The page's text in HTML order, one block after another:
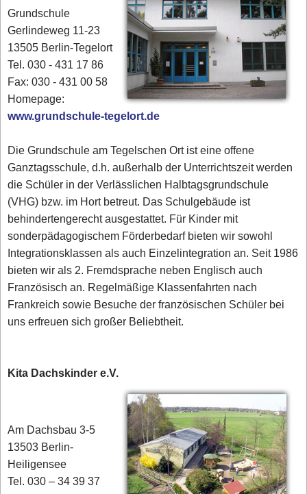
Grundschule
Gerlindeweg 11-23
13505 Berlin-Tegelort
Tel. 030 - 431 17 86‎
Fax: 030 - 431 00 58‎
Homepage:
www.grundschule-tegelort.de
Die Grundschule am Tegelschen Ort ist eine offene
Ganztagsschule, d.h. außerhalb der Unterrichtszeit werden
die Schüler in der Verlässlichen Halbtagsgrundschule
(VHG) bzw. im Hort betreut. Das Schulgebäude ist
behindertengerecht ausgestattet. Für Kinder mit
sonderpädagogischem Förderbedarf bieten wir sowohl
Integrationsklassen als auch Einzelintegration an. Seit 1986
bieten wir als 2. Fremdsprache neben Englisch auch
Französisch an. Regelmäßige Klassenfahrten nach
Frankreich sowie Besuche der französischen Schüler bei
uns erfreuen sich großer Beliebtheit.
Kita Dachskinder e.V.
Am Dachsbau 3-5
13503 Berlin-
Heiligensee
Tel. 030 – 34 39 37